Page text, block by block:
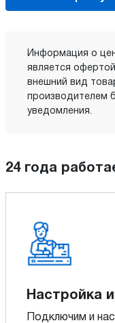
Информация о
является
внешний вид
производителем
уведомления.
24 года
Настройка
Подключим и